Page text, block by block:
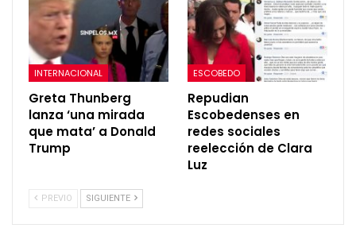
INTERNACIONAL
Greta Thunberg
lanza ‘una mirada
que mata’ a Donald
Trump
ESCOBEDO
Repudian
Escobedenses en
redes sociales
reelección de Clara
Luz
PREVIO SIGUIENTE